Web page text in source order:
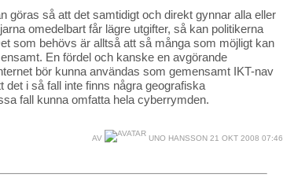
göras så att det samtidigt och direkt gynnar alla eller
omedelbart får lägre utgifter, så kan politikerna
som behövs är alltså att så många som möjligt kan
En fördel och kanske en avgörande
bör kunna användas som gemensamt IKT-nav
det i så fall inte finns några geografiska
fall kunna omfatta hela cyberrymden.
AV UNO HANSSON 21 OKT 2008 07:46